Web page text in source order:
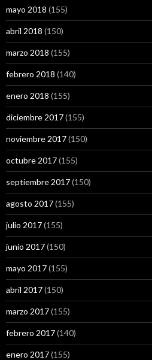
mayo 2018 (155)
abril 2018 (150)
marzo 2018 (155)
febrero 2018 (140)
enero 2018 (155)
diciembre 2017(155)
noviembre 2017(150)
octubre 2017(155)
septiembre 2017(150)
agosto 2017(155)
julio 2017(155)
junio 2017(150)
mayo 2017(155)
abril 2017(150)
marzo 2017(155)
febrero 2017(140)
enero 2017(155)